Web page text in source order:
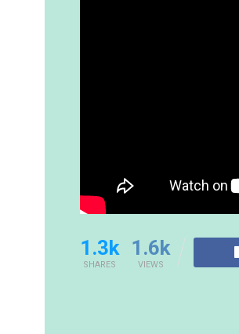
1.3k
SHARES
1.6k
VIEWS